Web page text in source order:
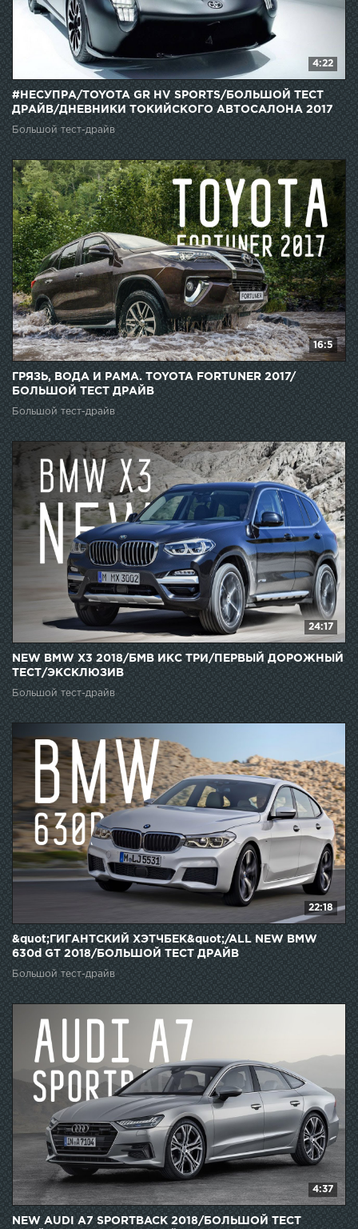
4:22
#НЕСУПРА/TOYOTA GR HV SPORTS/БОЛЬШОЙ ТЕСТ
ДРАЙВ/ДНЕВНИКИ ТОКИЙСКОГО АВТОСАЛОНА 2017
Большой тест-драйв
16:5
ГРЯЗЬ, ВОДА И РАМА. TOYOTA FORTUNER 2017/
БОЛЬШОЙ ТЕСТ ДРАЙВ
Большой тест-драйв
24:17
NEW BMW X3 2018/БМВ ИКС ТРИ/ПЕРВЫЙ ДОРОЖНЫЙ
ТЕСТ/ЭКСКЛЮЗИВ
Большой тест-драйв
22:18
&quot;ГИГАНТСКИЙ ХЭТЧБЕК&quot;/ALL NEW BMW
630d GT 2018/БОЛЬШОЙ ТЕСТ ДРАЙВ
Большой тест-драйв
4:37
NEW AUDI A7 SPORTBACK 2018/БОЛЬШОЙ ТЕСТ